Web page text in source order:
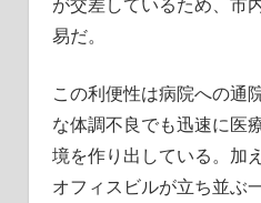
易だ。
この利便性は病院への通
な体調不良でも迅速に医
境を作り出している。加
オフィスビルが立ち並ぶ